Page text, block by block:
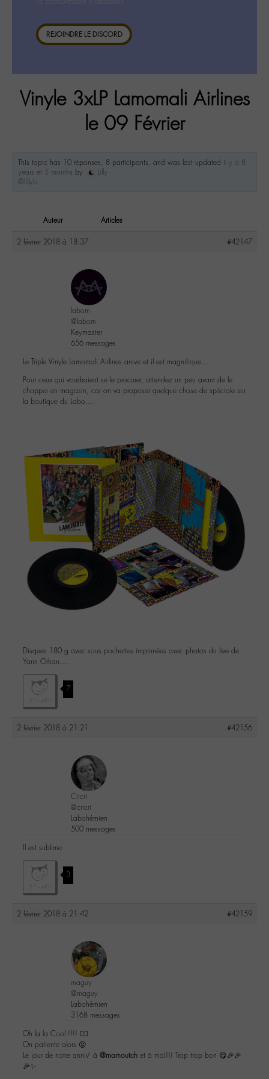
REJOINDRE LE DISCORD
Vinyle 3xLP Lamomali Airlines
le 09 Février
This topic has 10 réponses, 8 participants, and was last updated il y a 8
years et 5 months by
Lilly
@lillyb.
Auteur Articles
2 février 2018 à 18:37 #42147
labom
@labom
Keymaster
656 messages
Le Triple Vinyle Lamomali Airlines arrive et il est magnifique…
Pour ceux qui voudraient se le procurer, attendez un peu avant de le
chopper en magasin, car on va proposer quelque chose de spéciale sur
la boutique du Labo….
Disques 180 g avec sous pochettes imprimées avec photos du live de
Yann Orhan….
7
2 février 2018 à 21:21 #42156
Cricri
@cricri
Labohémien
500 messages
Il est sublime
3
2 février 2018 à 21:42 #42159
maguy
@maguy
Labohémien
3168 messages
Oh la la Cool !!!! 👍🏼
On patiente alors 😝
Le jour de notre anniv’ à @mamoutch et à moi!!! Trop trop bon 😋🎉🎉
🎉✨